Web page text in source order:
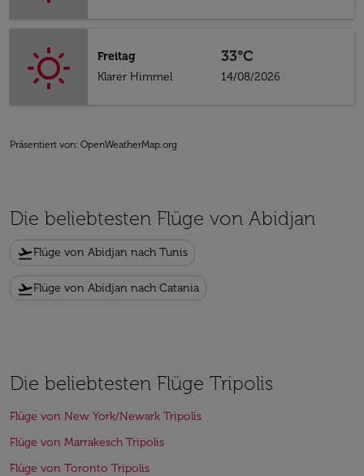
Freitag
Klarer Himmel
33°C
14/08/2026
Präsentiert von: OpenWeatherMap.org
Die beliebtesten Flüge von Abidjan
flight_takeoffFlüge von Abidjan nach Tunis
flight_takeoffFlüge von Abidjan nach Catania
Die beliebtesten Flüge Tripolis
Flüge von New York/Newark Tripolis
Flüge von Marrakesch Tripolis
Flüge von Toronto Tripolis